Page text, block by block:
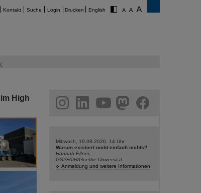
Kontakt Suche Login Drucken English
High
helmholtz.social
facebook
Mittwoch, 19.08.2026, 14 Uhr
Warum existiert nicht einfach nichts?
Hannah Elfner,
GSI/FAIR/Goethe-Universität
Anmeldung und weitere Informationen